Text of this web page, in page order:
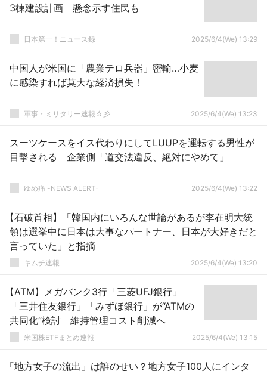
3棟建設計画 懸念示す住民も
日本第一！ニュース録 2025/6/4(We) 13:29
中国人が米国に「農業テロ兵器」密輸…小麦
に感染すれば莫大な経済損失！
軍事・ミリタリー速報☆彡 2025/6/4(We) 13:23
スーツケースをイス代わりにしてLUUPを運転する男性が
目撃される 企業側「道交法違反、絶対にやめて」
ゆめ痛 -NEWS ALERT- 2025/6/4(We) 13:22
【石破首相】「韓国内にいろんな世論があるが李在明大統
領は選挙中に日本は大事なパートナー、日本が大好きだと
言っていた」と指摘
キムチ速報 2025/6/4(We) 13:20
【ATM】メガバンク3行「三菱UFJ銀行」
「三井住友銀行」「みずほ銀行」が“ATMの
共同化”検討 維持管理コスト削減へ
米国株ETFまとめ速報 2025/6/4(We) 13:15
「地方女子の流出」は誰のせい？地方女子100人にインタ